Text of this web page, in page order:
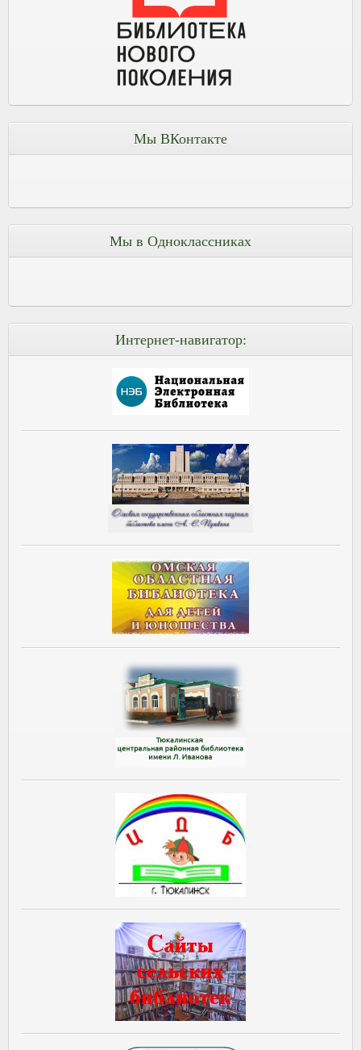
Мы ВКонтакте
Мы в Одноклассниках
Интернет-навигатор: